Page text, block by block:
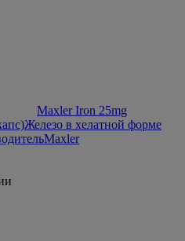
Maxler Iron 25mg
Железо в хелатной форме
Maxler